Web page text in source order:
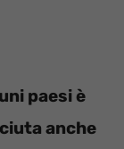
paesi è
anche